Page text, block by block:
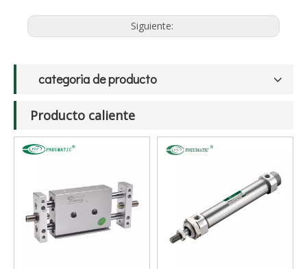
Siguiente:
categoria de producto
Producto caliente